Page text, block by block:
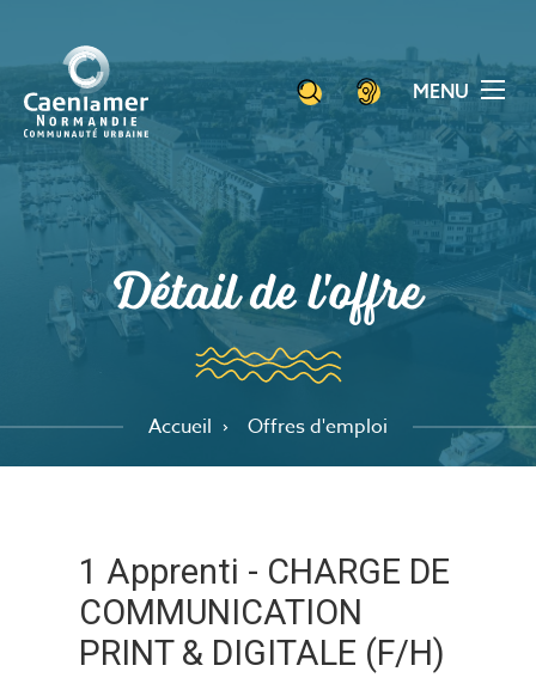
contenu
principal
MENU
Détail de l'offre
Accueil Offres d'emploi